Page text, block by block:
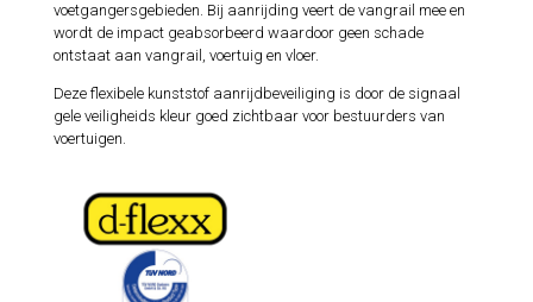
voetgangersgebieden. Bij aanrijding veert de vangrail mee en
wordt de impact geabsorbeerd waardoor geen schade
ontstaat aan vangrail, voertuig en vloer.
Deze flexibele kunststof aanrijdbeveiliging is door de signaal
gele veiligheids kleur goed zichtbaar voor bestuurders van
voertuigen.